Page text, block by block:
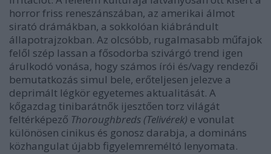
horror friss reneszánszában, az amerikai álmot
sirató drámákban, a sokkolóan kiábrándult
állapotrajzokban. Az olcsóbb, rugalmasabb műfajok
felől szép lassan a fősodorba szivárgó trend igen
árulkodó vonása, hogy számos írói és/vagy rendezői
bemutatkozás simul bele, erőteljesen jelezve a
deprimált légkör egyetemes aktualitását. A
kőgazdag tinibarátnők ijesztően torz világát
feltérképező Thoroughbreds (Telivérek) e vonulat
különösen cinikus és gonosz darabja, a domináns
közhangulat újabb figyelemreméltó lenyomata.